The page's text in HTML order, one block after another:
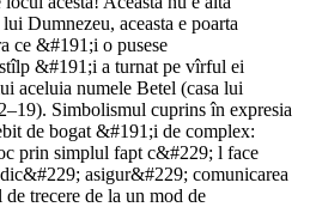
Dumnezeu, aceasta e poarta
ce &#191;i o pusese
&#191;i a turnat pe vîrful ei
aceluia numele Betel (casa lui
Simbolismul cuprins în expresia
de bogat &#191;i de complex:
prin simplul fapt c&#229; l face
asigur&#229; comunicarea
trecere de la un mod de